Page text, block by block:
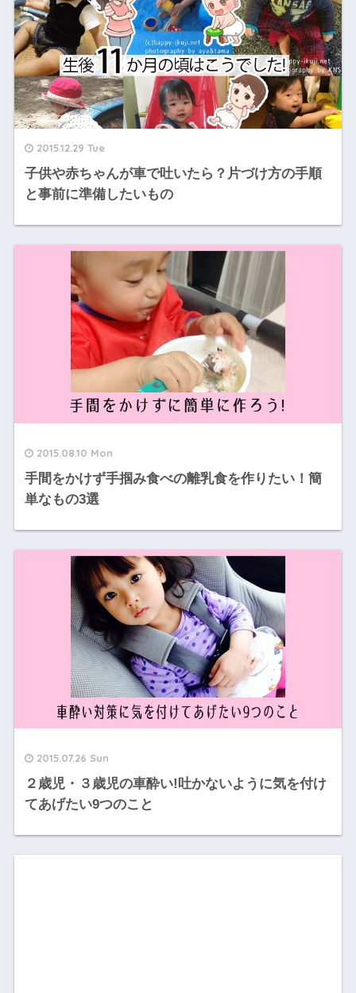
2015.12.29 Tue
子供や赤ちゃんが車で吐いたら？片づけ方の手順
と事前に準備したいもの
2015.08.10 Mon
手間をかけず手掴み食べの離乳食を作りたい！簡
単なもの3選
2015.07.26 Sun
２歳児・３歳児の車酔い!吐かないように気を付け
てあげたい9つのこと